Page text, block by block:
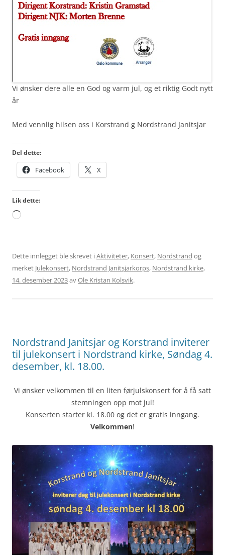
Vi ønsker dere alle en God og varm jul, og et riktig Godt nytt
år
Med vennlig hilsen oss i Korstrand g Nordstrand Janitsjar
Del dette:
Facebook X
Lik dette:
Laster
Dette innlegget ble skrevet iAktiviteter, Konsert, Nordstrand og
merket Julekonsert, Nordstrand Janitsjarkorps, Nordstrand kirke,
14. desember 2023avOle Kristan Kolsvik.
Nordstrand Janitsjar og Korstrand inviterer
til julekonsert i Nordstrand kirke, Søndag 4.
desember, kl. 18.00.
Vi ønsker velkommen til en liten førjulskonsert for å få satt
stemningen opp mot jul!
Konserten starter kl. 18.00 og det er gratis inngang.
Velkommen!